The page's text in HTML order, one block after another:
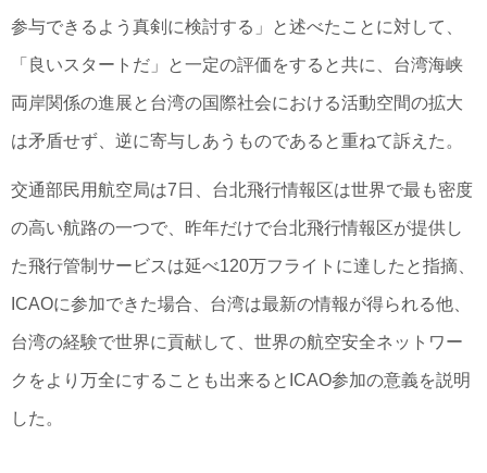
参与できるよう真剣に検討する」と述べたことに対して、
「良いスタートだ」と一定の評価をすると共に、台湾海峡
両岸関係の進展と台湾の国際社会における活動空間の拡大
は矛盾せず、逆に寄与しあうものであると重ねて訴えた。
交通部民用航空局は7日、台北飛行情報区は世界で最も密度
の高い航路の一つで、昨年だけで台北飛行情報区が提供し
た飛行管制サービスは延べ120万フライトに達したと指摘、
ICAOに参加できた場合、台湾は最新の情報が得られる他、
台湾の経験で世界に貢献して、世界の航空安全ネットワー
クをより万全にすることも出来るとICAO参加の意義を説明
した。